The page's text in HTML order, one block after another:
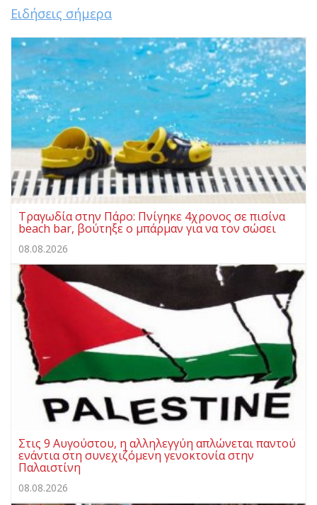
Ειδήσεις σήμερα
Τραγωδία στην Πάρο: Πνίγηκε 4χρονος σε πισίνα
beach bar, βούτηξε ο μπάρμαν για να τον σώσει
08.08.2026
Στις 9 Αυγούστου, η αλληλεγγύη απλώνεται παντού
ενάντια στη συνεχιζόμενη γενοκτονία στην
Παλαιστίνη
08.08.2026